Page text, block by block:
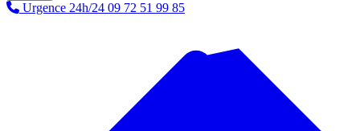
Urgence 24h/24 09 72 51 99 85